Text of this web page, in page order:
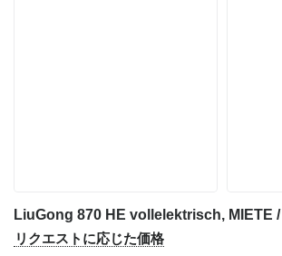
リクエストに応じた価格